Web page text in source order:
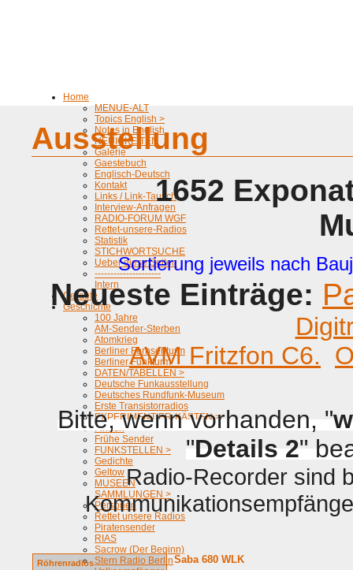
Home
MENUE-ALT
Topics English >
Notes in English
NEUIGKEITEN
Galerie
Gaestebuch
Englisch-Deutsch
Kontakt
Links / Link-Tausch
Interview-Anfragen
RADIO-FORUM WGF
Rettet-unsere-Radios
Statistik
STICHWORTSUCHE
Ueber diese Seiten
---------------------
Intern
Geraete
Geschichte
100 Jahre
AM-Sender-Sterben
Atomkrieg
Berliner Fernsehturm
Berliner Funkturm
DATEN/TABELLEN >
Deutsche Funkausstellung
Deutsches Rundfunk-Museum
Erste Transistorradios
EXPERIMENTIER-KÄSTEN >
Firmen
Frühe Sender
FUNKSTELLEN >
Gedichte
Geltow
MUSEEN
SAMMLUNGEN >
Personen
Rettet unsere Radios
Piratensender
RIAS
Sacrow (Der Beginn)
Stern Radio Berlin
Ausstellung
1652
Sortierung jeweils nach
Neueste Einträge:
AVM Fritzfon C6.
Bitte, wenn vorhanden, "
"Details 2"
Radio-Recorder sind
Röhrenradios
Saba 680 WLK